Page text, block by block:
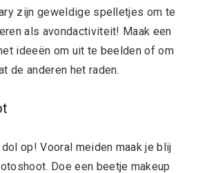
zijn geweldige spelletjes om te
als avondactiviteit! Maak een
ideeën om uit te beelden of om
de anderen het raden.
op! Vooral meiden maak je blij
Doe een beetje makeup